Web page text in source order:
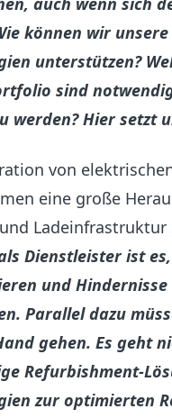
können wir
unterstützen?
sind
werden? Hier setzt
von
eine große
Ladeinfrastruktur
Dienstleister ist
und
Parallel dazu
gehen. Es geht
Refurbishment-
zur optimierten